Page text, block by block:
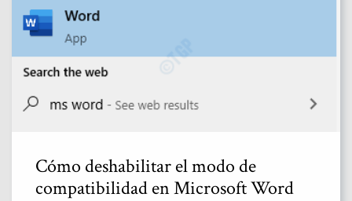
Cómo deshabilitar el modo de
compatibilidad en Microsoft Word